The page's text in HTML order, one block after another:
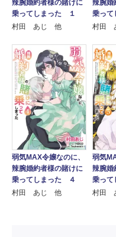
辣腕婚約者様の賭けに
乗ってしまった １
村田 あじ 他
辣腕婚
乗っ
村田
弱気MAX令嬢なのに、
辣腕婚約者様の賭けに
乗ってしまった ４
村田 あじ 他
弱気
辣腕婚
乗っ
村田